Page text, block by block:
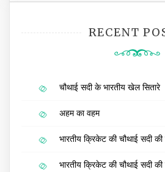
RECENT
चौथाई सदी के भारतीय खेल सितारे
अहम का वहम
भारतीय क्रिकेट की चौथाई सदी
भारतीय क्रिकेट की चौथाई सदी